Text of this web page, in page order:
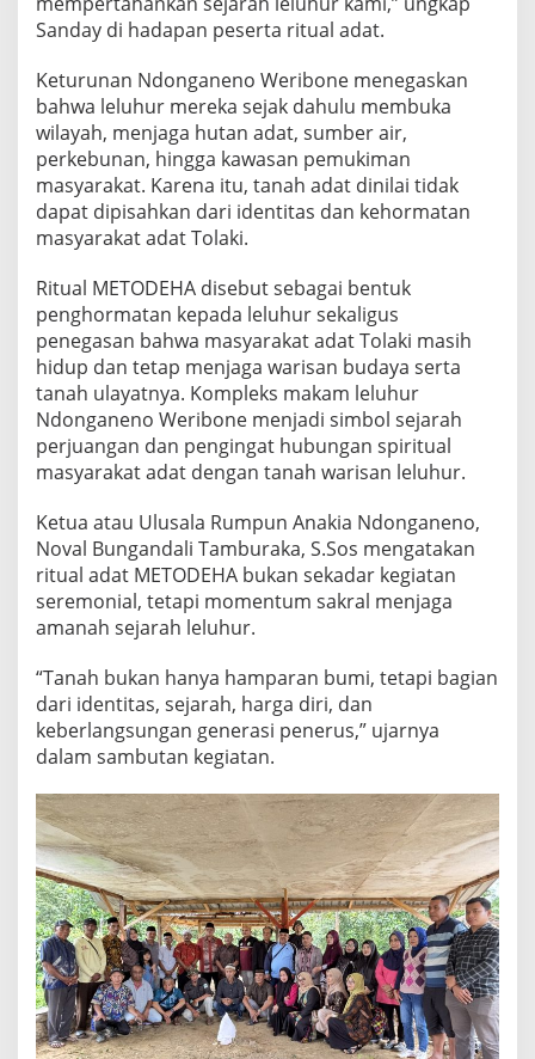
l
a
t
M
E
T
O
D
E
A
Sanday di hadapan peserta ritual adat.
Keturunan Ndonganeno Weribone menegaskan
bahwa leluhur mereka sejak dahulu membuka
wilayah, menjaga hutan adat, sumber air,
perkebunan, hingga kawasan pemukiman
masyarakat. Karena itu, tanah adat dinilai tidak
dapat dipisahkan dari identitas dan kehormatan
masyarakat adat Tolaki.
Ritual METODEHA disebut sebagai bentuk
penghormatan kepada leluhur sekaligus
penegasan bahwa masyarakat adat Tolaki masih
hidup dan tetap menjaga warisan budaya serta
tanah ulayatnya. Kompleks makam leluhur
Ndonganeno Weribone menjadi simbol sejarah
perjuangan dan pengingat hubungan spiritual
masyarakat adat dengan tanah warisan leluhur.
Ketua atau Ulusala Rumpun Anakia Ndonganeno,
Noval Bungandali Tamburaka, S.Sos mengatakan
ritual adat METODEHA bukan sekadar kegiatan
seremonial, tetapi momentum sakral menjaga
amanah sejarah leluhur.
“Tanah bukan hanya hamparan bumi, tetapi bagian
dari identitas, sejarah, harga diri, dan
keberlangsungan generasi penerus,” ujarnya
dalam sambutan kegiatan.